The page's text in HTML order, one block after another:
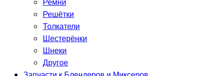
Ремни
Решётки
Толкатели
Шестерёнки
Шнеки
Другое